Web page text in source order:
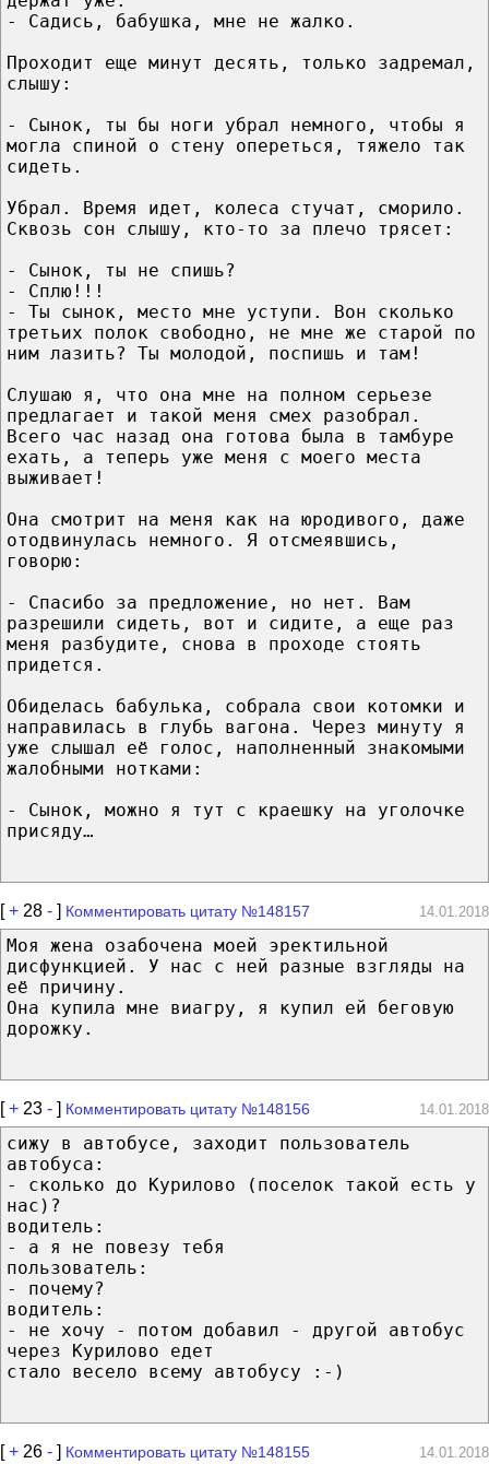
- Садись, бабушка, мне не жалко.
Проходит еще минут десять, только задремал,
слышу:
- Сынок, ты бы ноги убрал немного, чтобы я
могла спиной о стену опереться, тяжело так
сидеть.
Убрал. Время идет, колеса стучат, сморило.
Сквозь сон слышу, кто-то за плечо трясет:
- Сынок, ты не спишь?
- Сплю!!!
- Ты сынок, место мне уступи. Вон сколько
третьих полок свободно, не мне же старой по
ним лазить? Ты молодой, поспишь и там!
Слушаю я, что она мне на полном серьезе
предлагает и такой меня смех разобрал.
Всего час назад она готова была в тамбуре
ехать, а теперь уже меня с моего места
выживает!
Она смотрит на меня как на юродивого, даже
отодвинулась немного. Я отсмеявшись,
говорю:
- Спасибо за предложение, но нет. Вам
разрешили сидеть, вот и сидите, а еще раз
меня разбудите, снова в проходе стоять
придется.
Обиделась бабулька, собрала свои котомки и
направилась в глубь вагона. Через минуту я
уже слышал её голос, наполненный знакомыми
жалобными нотками:
- Сынок, можно я тут с краешку на уголочке
присяду…
[+ 28 - ] Комментировать цитату №148157 14.01.2018
Моя жена озабочена моей эректильной
дисфункцией. У нас с ней разные взгляды на
её причину.
Она купила мне виагру, я купил ей беговую
дорожку.
[+ 23 - ] Комментировать цитату №148156 14.01.2018
cижу в автобусе, заходит пользователь
автобуса:
- сколько до Курилово (поселок такой есть у
нас)?
водитель:
- а я не повезу тебя
пользователь:
- почему?
водитель:
- не хочу - потом добавил - другой автобус
через Курилово едет
стало весело всему автобусу :-)
[+ 26 - ] Комментировать цитату №148155 14.01.2018